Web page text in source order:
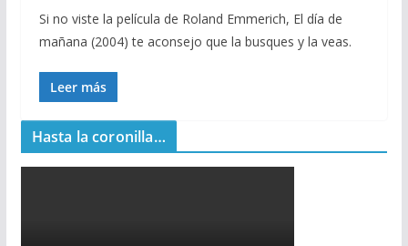
Si no viste la película de Roland Emmerich, El día de
mañana (2004) te aconsejo que la busques y la veas.
Leer más
Hasta la coronilla…